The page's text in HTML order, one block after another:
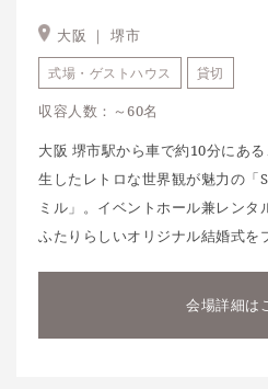
大阪 ｜ 堺市
式場・ゲストハウス 貸切
収容人数：～60名
大阪 堺市駅から車で約10分にあ
生したレトロな世界観が魅力の
ミル」。イベントホール兼レンタ
ふたりらしいオリジナル結婚式を
会場詳細は